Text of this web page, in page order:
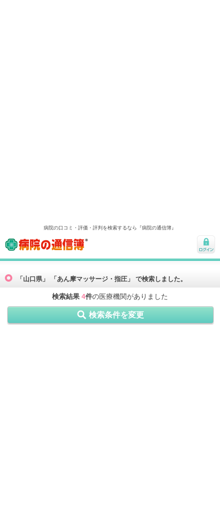
病院の口コミ・評価・評判を検索するなら『病院の通信簿』
病院の通信簿
ログ
「山口県」 「あん摩マッサージ・指圧」 で検索しました。
検索結果 4件の医療機関がありました
検索条件を変更